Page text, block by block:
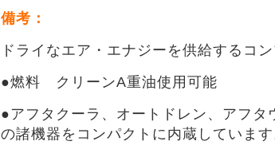
備考：
ドライなエア・エナジーを供給するコ
●燃料 クリーンA重油使用可能
●アフタクーラ、オートドレン、アフタ
の諸機器をコンパクトに内蔵しています